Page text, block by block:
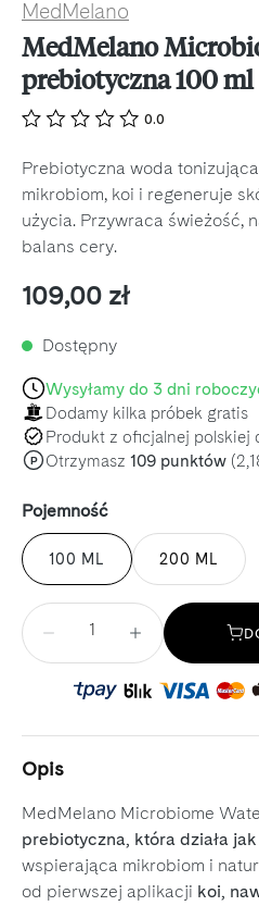
MedMelano
MedMelano
prebiotyczna 100 ml
0.0
Prebiotyczna woda
mikrobiom, koi i regeneruje
użycia. Przywraca świeżość,
balans cery.
Cena regularna:
109,00 zł
Dostępny
Wysyłamy do 3 dni
Dodamy kilka próbek gratis
Produkt z oficjalnej polskiej
P Otrzymasz 109 punktów
Wybierz
Pojemność
100 ML 200 ML
Ilość
Opis
MedMelano Microbiome
prebiotyczna, która działa
wspierająca mikrobiom i
od pierwszej aplikacji koi,